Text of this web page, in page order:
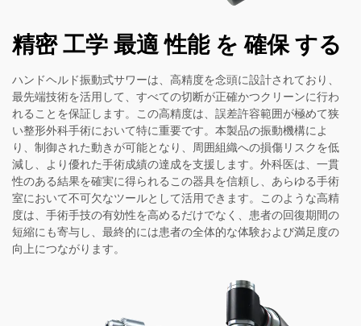
精密 工学 最適 性能 を 確保 する
ハンドヘルド振動式サワーは、高精度を念頭に設計されており、
最先端技術を活用して、すべての切断が正確かつクリーンに行わ
れることを保証します。この高精度は、誤差許容範囲が極めて狭
い整形外科手術において特に重要です。本製品の振動機構によ
り、制御された動きが可能となり、周囲組織への損傷リスクを低
減し、より優れた手術成績の達成を支援します。外科医は、一貫
性のある結果を確実に得られるこの器具を信頼し、あらゆる手術
室において不可欠なツールとして活用できます。このような高精
度は、手術手技の有効性を高めるだけでなく、患者の回復期間の
短縮にも寄与し、最終的には患者の全体的な体験および満足度の
向上につながります。